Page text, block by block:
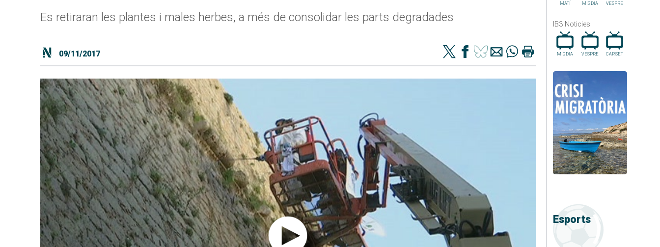
MATÍ MIGDIA VESPRE
IB3 Noticies
MIGDIA VESPRE CAP.SET
Esports
Es retiraran les plantes i males herbes, a més de consolidar les parts degradades
09/11/2017